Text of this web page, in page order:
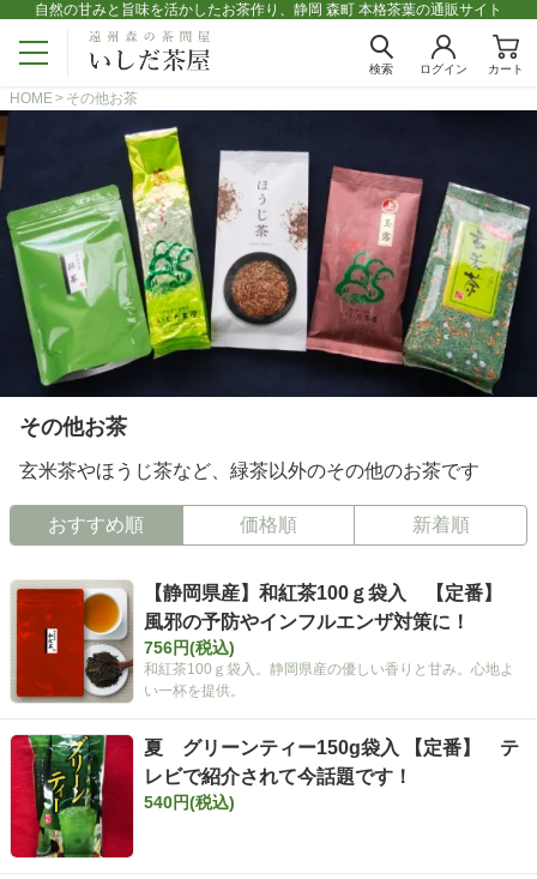
自然の甘みと旨味を活かしたお茶作り、静岡 森町 本格茶葉の通販サイト
検索 ログイン カート
HOME その他お茶
その他お茶
玄米茶やほうじ茶など、緑茶以外のその他のお茶です
おすすめ順 価格順 新着順
【静岡県産】和紅茶100ｇ袋入 【定番】
風邪の予防やインフルエンザ対策に！
756円(税込)
和紅茶100ｇ袋入。静岡県産の優しい香りと甘み。心地よ
い一杯を提供。
夏 グリーンティー150g袋入 【定番】 テ
レビで紹介されて今話題です！
540円(税込)